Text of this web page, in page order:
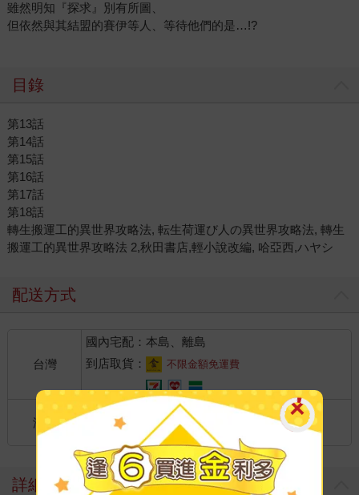
雖然明知『探求』別有所圖、
但依然與其結盟的賽伊等人、等待他們的是…!?
目錄
第13話
第14話
第15話
第16話
第17話
第18話
轉生搬運工的異世界攻略法, 転生荷運び人の異世界攻略法, 轉生
搬運工的異世界攻略法 2,秋田書店,輕小說改編, 哈亞西,ハヤシ
配送方式
台灣
國內宅配：本島、離島
到店取貨：
不限金額免運費
海外
國際快遞：全球
港澳店取：
詳細資料